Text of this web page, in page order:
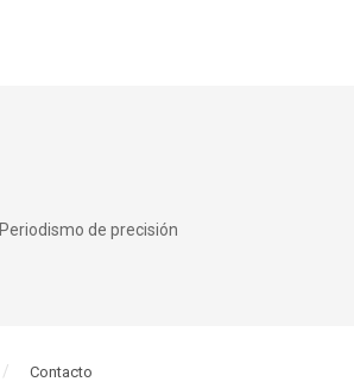
Periodismo de precisión
Contacto